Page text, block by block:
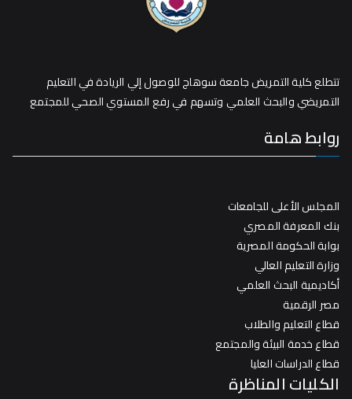
تتطلع كلية التمريض جامعة سوهاج للوصول إلي الريادة في التعليم
التمريضي والبحث العلمي وتسهم في رفع المستوي الصحي للمجتمع
روابط هامة
المجلس الأعلى للجامعات
بنك المعرفة المصري
بوابة الحكومة المصرية
وزارة التعليم العالي
أكاديمية البحث العلمي
مصر الرقمية
قطاع التعليم والطلاب
قطاع خدمة البيئة والمجتمع
قطاع الدراسات العليا
الكليات المناظرة